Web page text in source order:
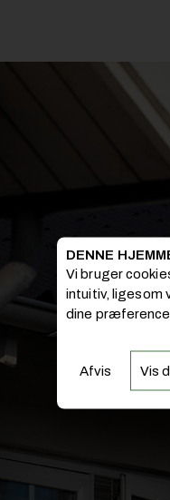
DENNE
Vi bruger
intuitiv, ligesom
dine
Afvis Vis